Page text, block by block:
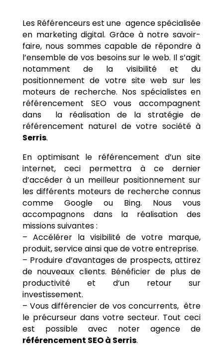
Les Référenceurs est une agence spécialisée
en marketing digital. Grâce à notre savoir-
faire, nous sommes capable de répondre à
l’ensemble de vos besoins sur le web. Il s’agit
notamment de la visibilité et du
positionnement de votre site web sur les
moteurs de recherche. Nos spécialistes en
référencement SEO vous accompagnent
dans la réalisation de la stratégie de
référencement naturel de votre société à
Serris.
En optimisant le référencement d’un site
internet, ceci permettra à ce dernier
d’accéder à un meilleur positionnement sur
les différents moteurs de recherche connus
comme Google ou Bing. Nous vous
accompagnons dans la réalisation des
missions suivantes :
– Accélérer la visibilité de votre marque,
produit, service ainsi que de votre entreprise.
– Produire d’avantages de prospects, attirez
de nouveaux clients. Bénéficier de plus de
productivité et d’un retour sur
investissement.
– Vous différencier de vos concurrents, être
le précurseur dans votre secteur. Tout ceci
est possible avec noter agence de
référencement SEO à Serris.